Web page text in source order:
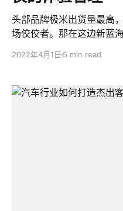
头部品牌极米出货量最高
场佼佼者。那在这边新蓝
2022年4月1日 5 min read